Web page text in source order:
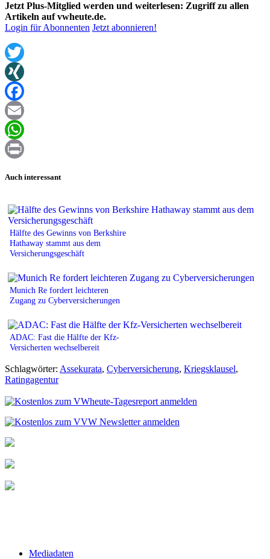
Jetzt Plus-Mitglied werden und weiterlesen: Zugriff zu allen
Artikeln auf vwheute.de.
Login für Abonnenten Jetzt abonnieren!
Twitter
XING
Facebook
Email
WhatsApp
Auch interessant
Hälfte des Gewinns von Berkshire
Hathaway stammt aus dem
Versicherungsgeschäft
Munich Re fordert leichteren
Zugang zu Cyberversicherungen
ADAC: Fast die Hälfte der Kfz-
Versicherten wechselbereit
Schlagwörter: Assekurata, Cyberversicherung, Kriegsklausel,
Ratingagentur
Mediadaten